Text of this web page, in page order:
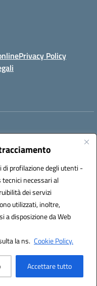
profilazione degli utenti -
necessari al
dei servizi
utilizzati, inoltre,
disposizione da Web
la ns. Cookie Policy.
Accettare tutto
Privacy Policy
(IPA): istsc_ceic87900q
Solution S.r.l.
Italia